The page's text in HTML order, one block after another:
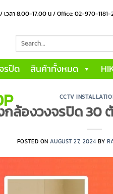
เวลา 8.00-17.00 น / Office: 02-970-
for:
รปิด สินค้าทั้งหมด
CCTV
ล้องวงจรปิด 30
POSTED ONAUGUST 27, 2024 BY